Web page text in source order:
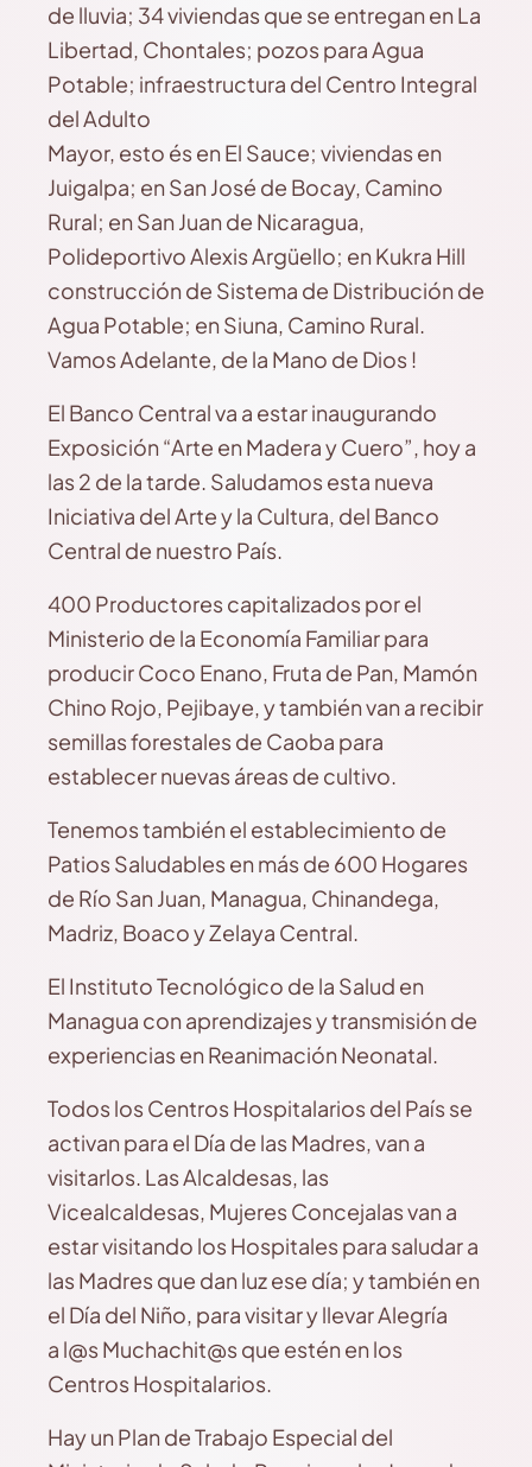
de lluvia; 34 viviendas que se entregan en La
Libertad, Chontales; pozos para Agua
Potable; infraestructura del Centro Integral
del Adulto
Mayor, esto és en El Sauce; viviendas en
Juigalpa; en San José de Bocay, Camino
Rural; en San Juan de Nicaragua,
Polideportivo Alexis Argüello; en Kukra Hill
construcción de Sistema de Distribución de
Agua Potable; en Siuna, Camino Rural.
Vamos Adelante, de la Mano de Dios !
El Banco Central va a estar inaugurando
Exposición “Arte en Madera y Cuero”, hoy a
las 2 de la tarde. Saludamos esta nueva
Iniciativa del Arte y la Cultura, del Banco
Central de nuestro País.
400 Productores capitalizados por el
Ministerio de la Economía Familiar para
producir Coco Enano, Fruta de Pan, Mamón
Chino Rojo, Pejibaye, y también van a recibir
semillas forestales de Caoba para
establecer nuevas áreas de cultivo.
Tenemos también el establecimiento de
Patios Saludables en más de 600 Hogares
de Río San Juan, Managua, Chinandega,
Madriz, Boaco y Zelaya Central.
El Instituto Tecnológico de la Salud en
Managua con aprendizajes y transmisión de
experiencias en Reanimación Neonatal.
Todos los Centros Hospitalarios del País se
activan para el Día de las Madres, van a
visitarlos. Las Alcaldesas, las
Vicealcaldesas, Mujeres Concejalas van a
estar visitando los Hospitales para saludar a
las Madres que dan luz ese día; y también en
el Día del Niño, para visitar y llevar Alegría
a l@s Muchachit@s que estén en los
Centros Hospitalarios.
Hay un Plan de Trabajo Especial del